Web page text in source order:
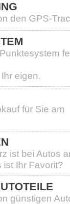
den GPS-
eigen.
für Sie am
ist bei Autos
ist Ihr Favorit?
günstigen